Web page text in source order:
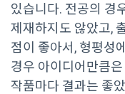
있습니다. 전공의 경
제재하지도 않았고,
점이 좋아서, 형평성
경우 아이디어만큼
작품마다 결과는 좋